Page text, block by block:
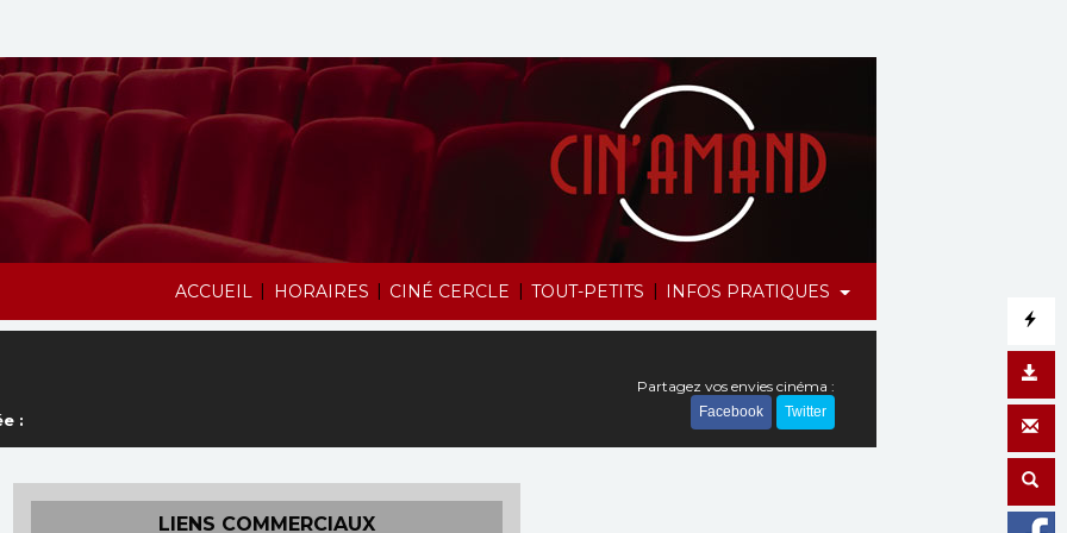
ACCUEIL | HORAIRES | CINÉ CERCLE | TOUT-PETITS | INFOS PRATIQUES
:
Partagez vos envies cinéma :
Facebook Twitter
LIENS COMMERCIAUX